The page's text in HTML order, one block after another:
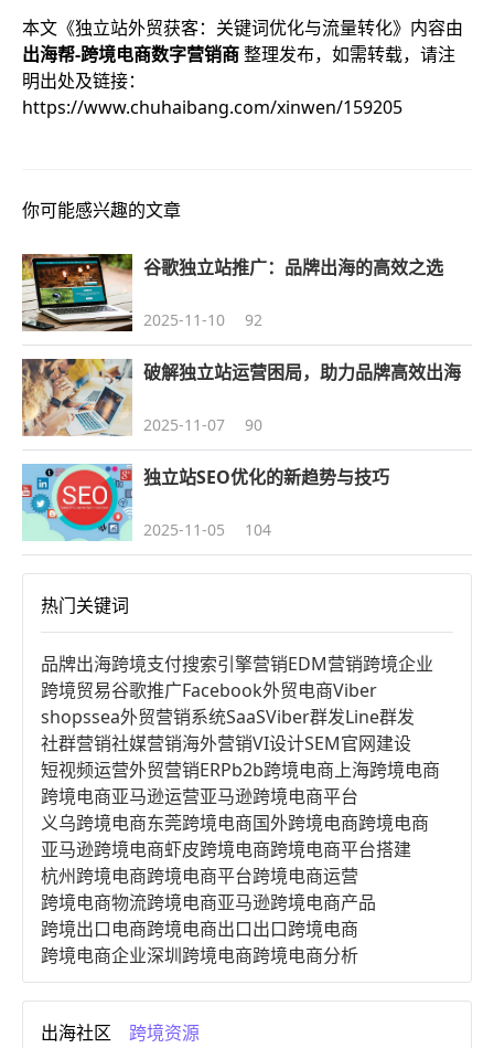
本文《独立站外贸获客：关键词优化与流量转化》内容由
出海帮-跨境电商数字营销商整理发布，如需转载，请注
明出处及链接：
https://www.chuhaibang.com/xinwen/159205
你可能感兴趣的文章
谷歌独立站推广：品牌出海的高效之选
2025-11-10 92
破解独立站运营困局，助力品牌高效出海
2025-11-07 90
独立站SEO优化的新趋势与技巧
2025-11-05 104
热门关键词
品牌出海跨境支付搜索引擎营销EDM营销跨境企业
跨境贸易谷歌推广Facebook外贸电商Viber
shopssea外贸营销系统SaaSViber群发Line群发
社群营销社媒营销海外营销VI设计SEM官网建设
短视频运营外贸营销ERPb2b跨境电商上海跨境电商
跨境电商亚马逊运营亚马逊跨境电商平台
义乌跨境电商东莞跨境电商国外跨境电商跨境电商
亚马逊跨境电商虾皮跨境电商跨境电商平台搭建
杭州跨境电商跨境电商平台跨境电商运营
跨境电商物流跨境电商亚马逊跨境电商产品
跨境出口电商跨境电商出口出口跨境电商
跨境电商企业深圳跨境电商跨境电商分析
进口跨境电商跨境电商服务广州跨境电商
跨境电商市场跨境电商创业跨境电商注册
跨境电商开店跨境电商营销
出海社区 跨境资源